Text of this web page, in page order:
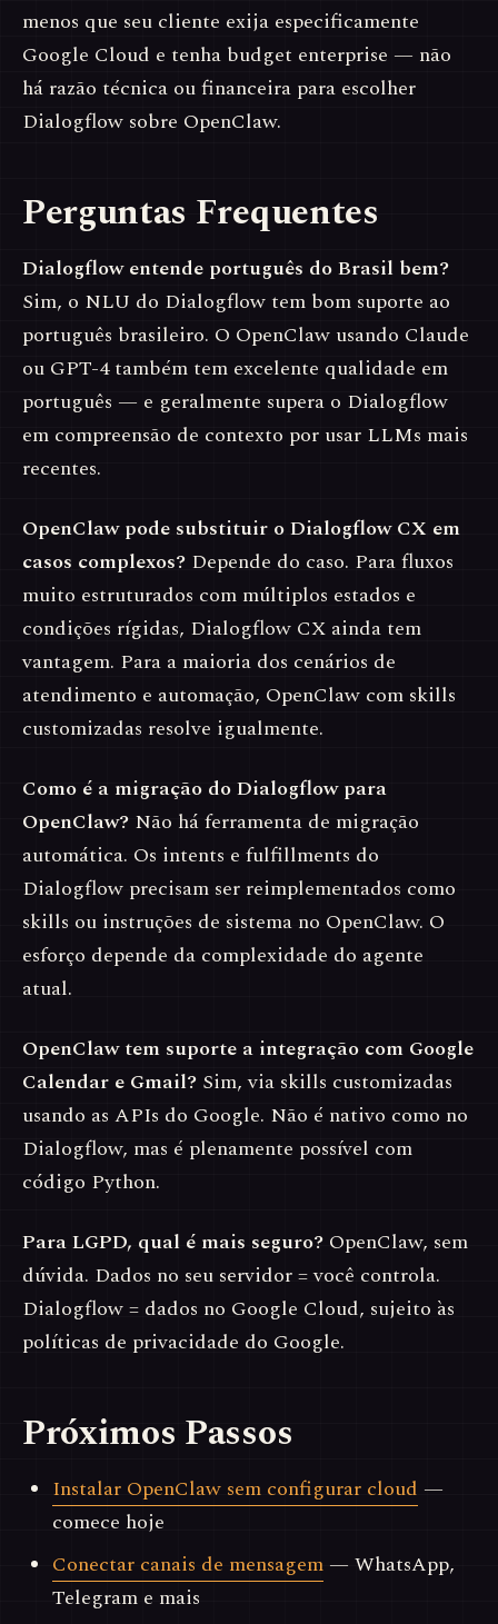
menos que seu cliente exija especificamente
Google Cloud e tenha budget enterprise — não
há razão técnica ou financeira para escolher
Dialogflow sobre OpenClaw.
Perguntas Frequentes
Dialogflow entende português do Brasil bem?
Sim, o NLU do Dialogflow tem bom suporte ao
português brasileiro. O OpenClaw usando Claude
ou GPT-4 também tem excelente qualidade em
português — e geralmente supera o Dialogflow
em compreensão de contexto por usar LLMs mais
recentes.
OpenClaw pode substituir o Dialogflow CX em
casos complexos? Depende do caso. Para fluxos
muito estruturados com múltiplos estados e
condições rígidas, Dialogflow CX ainda tem
vantagem. Para a maioria dos cenários de
atendimento e automação, OpenClaw com skills
customizadas resolve igualmente.
Como é a migração do Dialogflow para
OpenClaw? Não há ferramenta de migração
automática. Os intents e fulfillments do
Dialogflow precisam ser reimplementados como
skills ou instruções de sistema no OpenClaw. O
esforço depende da complexidade do agente
atual.
OpenClaw tem suporte a integração com Google
Calendar e Gmail? Sim, via skills customizadas
usando as APIs do Google. Não é nativo como no
Dialogflow, mas é plenamente possível com
código Python.
Para LGPD, qual é mais seguro? OpenClaw, sem
dúvida. Dados no seu servidor = você controla.
Dialogflow = dados no Google Cloud, sujeito às
políticas de privacidade do Google.
Próximos Passos
Instalar OpenClaw sem configurar cloud —
comece hoje
Conectar canais de mensagem — WhatsApp,
Telegram e mais